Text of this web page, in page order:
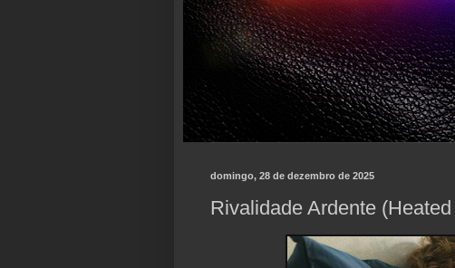
domingo, 28 de dezembro de 2025
Rivalidade Ardente